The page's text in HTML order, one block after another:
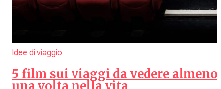
Idee di viaggio
5 film sui viaggi da vedere almeno
una volta nella vita